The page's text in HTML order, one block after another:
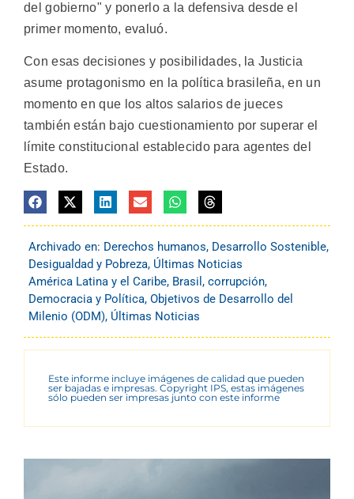
del gobierno" y ponerlo a la defensiva desde el
primer momento, evaluó.
Con esas decisiones y posibilidades, la Justicia
asume protagonismo en la política brasileña, en un
momento en que los altos salarios de jueces
también están bajo cuestionamiento por superar el
límite constitucional establecido para agentes del
Estado.
Archivado en: Derechos humanos, Desarrollo Sostenible,
Desigualdad y Pobreza, Últimas Noticias
América Latina y el Caribe, Brasil , corrupción,
Democracia y Política, Objetivos de Desarrollo del
Milenio (ODM), Últimas Noticias
Este informe incluye imágenes de calidad que pueden
ser bajadas e impresas. Copyright IPS, estas imágenes
sólo pueden ser impresas junto con este informe